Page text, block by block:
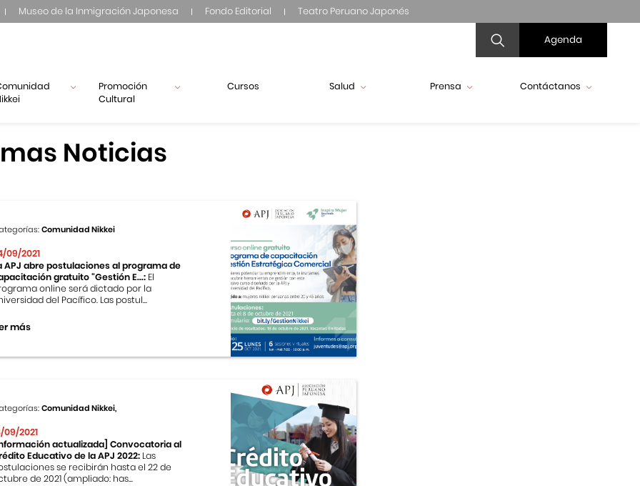
Museo de la Inmigración Japonesa Fondo Editorial Teatro Peruano Japonés
Agenda
Promoción
Cultural
Cursos Salud Prensa Contáctanos
Noticias
Comunidad Nikkei
09/2021
APJ abre postulaciones al programa de
gratuito “Gestión E...: El
online será dictado por la
del Pacífico. Las postul...
más
Comunidad Nikkei,
09/2021
actualizada] Convocatoria al
Educativo de la APJ 2022: Las
se recibirán hasta el 22 de
de 2021 (ampliado: has...